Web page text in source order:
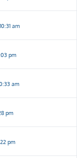
am
pm
am
pm
pm